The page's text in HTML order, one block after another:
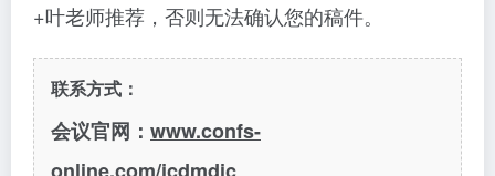
+叶老师推荐，否则无法确认您的稿件。
联系方式：
会议官网： www.confs-